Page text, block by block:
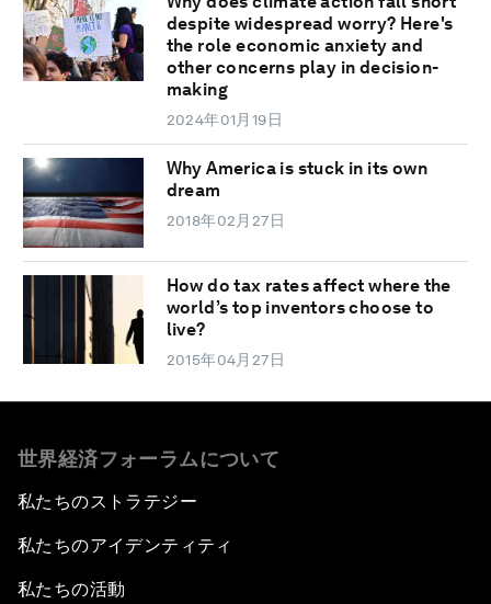
despite widespread worry? Here's
the role economic anxiety and
other concerns play in decision-
making
2024年01月19日
Why America is stuck in its own
dream
2018年02月27日
How do tax rates affect where the
world’s top inventors choose to
live?
2015年04月27日
世界経済フォーラムについて
私たちのストラテジー
私たちのアイデンティティ
私たちの活動